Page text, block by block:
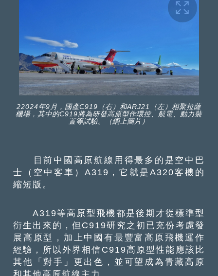
22024年9月，國產C919（右）和ARJ21（左）相聚拉薩
機場，其中的C919將為研發高原型作環控、航電、動力裝
置等試驗。（網上圖片）
目前中國高原航線用得最多的是空中巴
士（空中客車）A319，它就是A320客機的
縮短版。
A319等高原型飛機都是後期才從標準型
衍生出來的，但C919研究之初已充份考慮發
展高原型，加上中國有最豐富高原飛機運作
經驗，所以外界相信C919高原型性能應該比
其他「對手」更出色，並可望成為青藏高原
和其他高原航線主力。